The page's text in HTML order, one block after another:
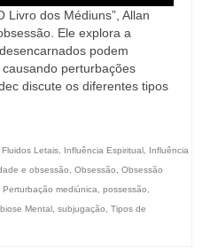
Livro dos Médiuns”, Allan
Ele explora a
podem
perturbações
discute os diferentes tipos
Fluidos Letais Influência Espiritual
Influência
e obsessão Obsessão
Obsessão
Perturbação mediúnica possessão
Mental subjugação
Tipos de